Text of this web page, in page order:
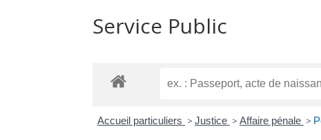
Service Public
Accueil particuliers > Justice > Affaire pénale >